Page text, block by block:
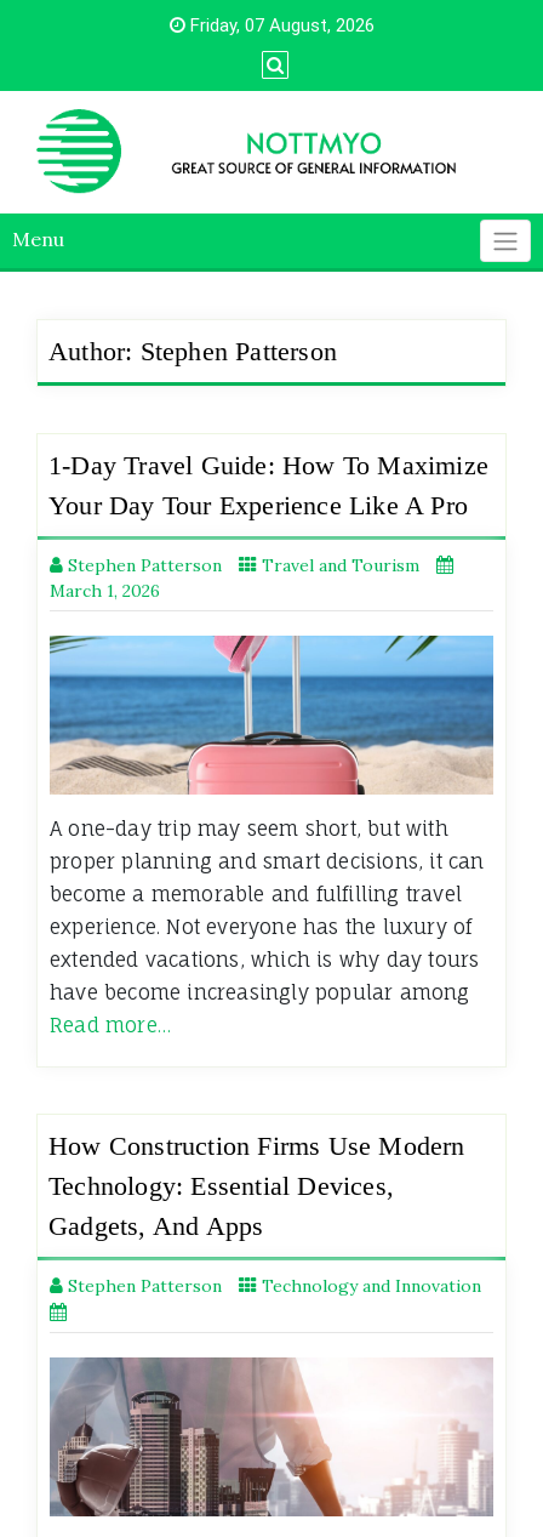
Friday, 07 August, 2026
Menu
Author: Stephen Patterson
1-Day Travel Guide: How To Maximize
Your Day Tour Experience Like A Pro
Stephen Patterson
Travel and Tourism
March 1, 2026
A one-day trip may seem short, but with
proper planning and smart decisions, it can
become a memorable and fulfilling travel
experience. Not everyone has the luxury of
extended vacations, which is why day tours
have become increasingly popular among
Read more…
How Construction Firms Use Modern
Technology: Essential Devices,
Gadgets, And Apps
Stephen Patterson Technology and Innovation